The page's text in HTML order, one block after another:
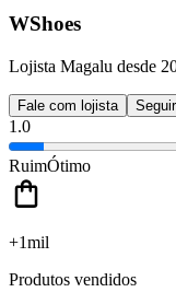
WShoes
Lojista Magalu desde
Fale com lojista Seguir
1.0
RuimÓtimo
+1mil
Produtos vendidos